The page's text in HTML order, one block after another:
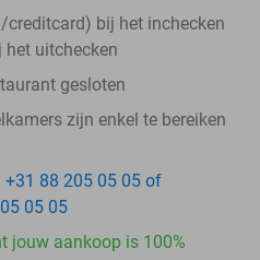
bij het inchecken
het uitchecken
gesloten
zijn enkel te bereiken
+31 88 205 05 05 of
05 05
jouw aankoop is 100%